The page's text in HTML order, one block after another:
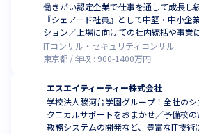
働きがい認定企業で仕事を通して成長し
『シェアード社員』として中堅・中小企
ション／上場に向けての社内統括や事業
インなどもお任せします！
ITコンサル・セキュリティコンサル
東京都
年収 : 900-1400万円
エスエイティーティー株式会社
学校法人駿河台学園グループ！全社の
クニカルサポートをおまかせ／予備校
教務システムの開発など、豊富なIT技術